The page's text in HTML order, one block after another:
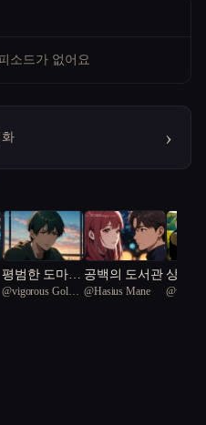
소드가 없어요
›
평범한 도마뱀
의 사냥터 혁
@vigorous Golden
공백의 도서관
@Hasius Mane
상처
피아노
@